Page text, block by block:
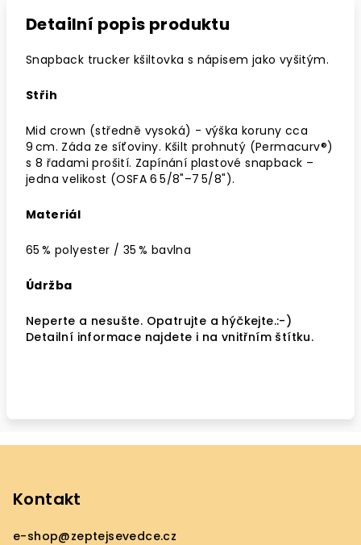
Detailní popis produktu
Snapback trucker kšiltovka s nápisem jako vyšitým.
Střih
Mid crown (středně vysoká) - výška koruny cca
9 cm. Záda ze síťoviny. Kšilt prohnutý (Permacurv®)
s 8 řadami prošití. Zapínání plastové snapback –
jedna velikost (OSFA 6 5/8"–7 5/8").
Materiál
65 % polyester / 35 % bavlna
Údržba
Neperte a nesušte. Opatrujte a hýčkejte.:-)
Detailní informace najdete i na vnitřním štítku.
Kontakt
e-shop@zeptejsevedce.cz